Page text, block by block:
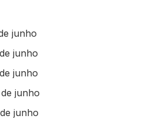
junho
junho
junho
junho
junho